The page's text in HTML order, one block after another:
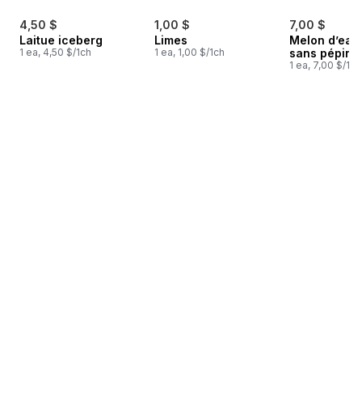
4,50 $
Laitue iceberg
1 ea, 4,50 $/1ch
1,00 $
Limes
1 ea, 1,00 $/1ch
7,00 $
Melon
sans pépins
1 ea, 7,00 $/1ch